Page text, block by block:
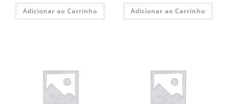
Adicionar ao Carrinho Adicionar ao Carrinho